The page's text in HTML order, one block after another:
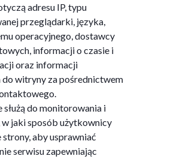
adresu IP, typu
przeglądarki, języka,
operacyjnego, dostawcy
informacji o czasie i
oraz informacji
do witryny za pośrednictwem
służą do monitorowania i
w jaki sposób użytkownicy
aby usprawniać
serwisu zapewniając